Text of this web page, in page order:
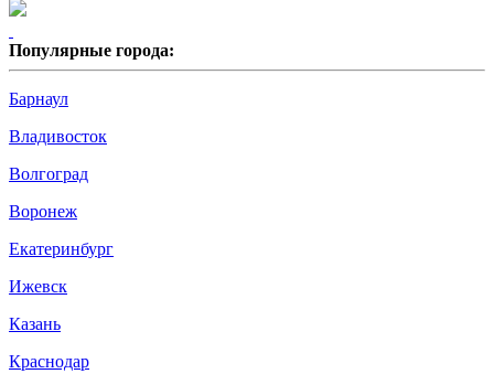
Популярные города:
Барнаул
Владивосток
Волгоград
Воронеж
Екатеринбург
Ижевск
Казань
Краснодар